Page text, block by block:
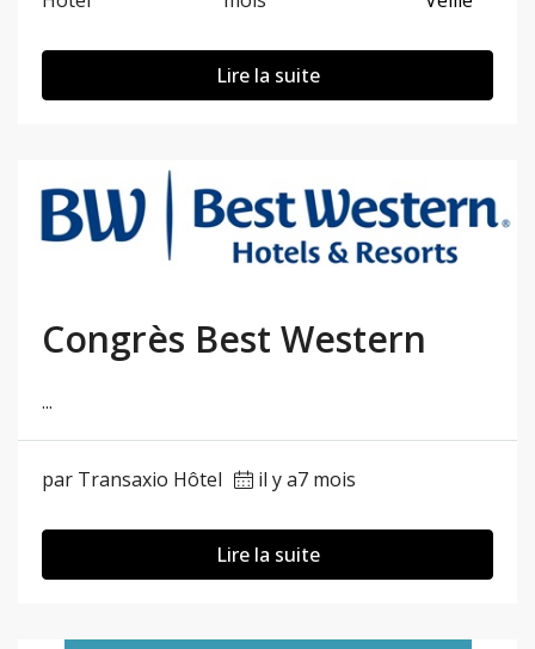
Lire la suite
Congrès Best Western
...
par Transaxio Hôtel il y a7 mois
Lire la suite